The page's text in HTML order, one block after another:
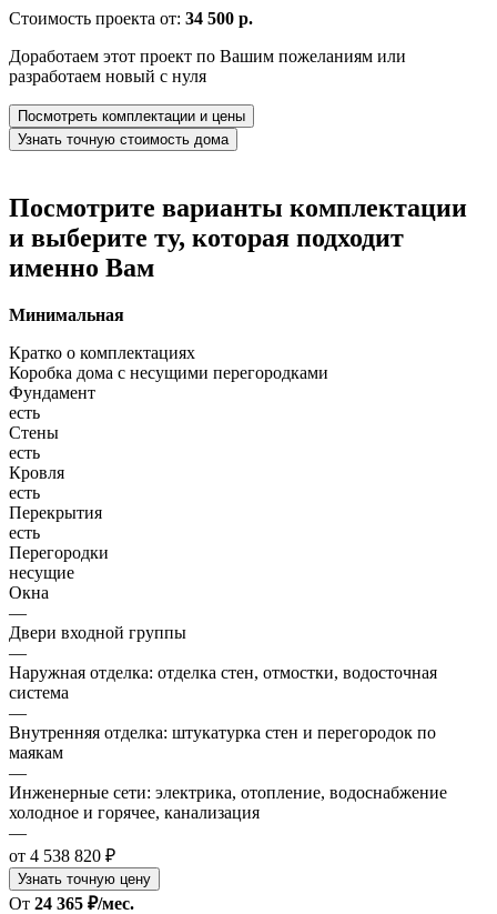
Стоимость проекта от: 34 500 р.
Доработаем этот проект по Вашим пожеланиям или
разработаем новый с нуля
Посмотреть комплектации и цены
Узнать точную стоимость дома
Посмотрите варианты комплектации
и выберите ту, которая подходит
именно Вам
Минимальная
Кратко о комплектациях
Коробка дома с несущими перегородками
Фундамент
есть
Стены
есть
Кровля
есть
Перекрытия
есть
Перегородки
несущие
Окна
—
Двери входной группы
—
Наружная отделка: отделка стен, отмостки, водосточная
система
—
Внутренняя отделка: штукатурка стен и перегородок по
маякам
—
Инженерные сети: электрика, отопление, водоснабжение
холодное и горячее, канализация
—
от 4 538 820 ₽
Узнать точную цену
От 24 365 ₽/мес.